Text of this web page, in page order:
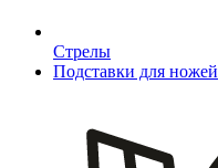
Стрелы
Подставки для ножей